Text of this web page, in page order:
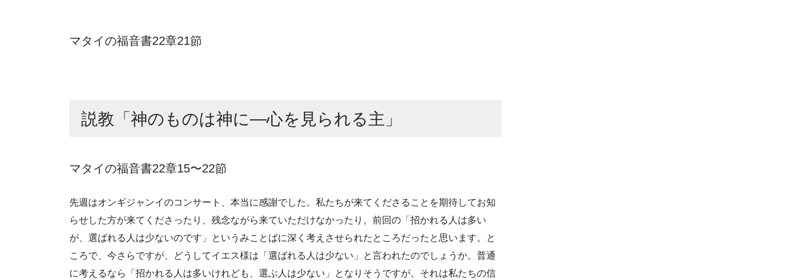
マタイの福音書22章21節
説教「神のものは神に—心を見られる主」
マタイの福音書22章15〜22節
先週はオンギジャンイのコンサート、本当に感謝でした。私たちが来てくださることを期待してお知
らせした方が来てくださったり、残念ながら来ていただけなかったり。前回の「招かれる人は多い
が、選ばれる人は少ないのです」というみことばに深く考えさせられたところだったと思います。と
ころで、今さらですが、どうしてイエス様は「選ばれる人は少ない」と言われたのでしょうか。普通
に考えるなら「招かれる人は多いけれども、選ぶ人は少ない」となりそうですが。それは私たちの信